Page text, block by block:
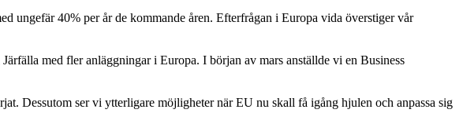
ungefär 40% per år de kommande åren. Efterfrågan i Europa vida överstiger vår
med fler anläggningar i Europa. I början av mars anställde vi en Business
Dessutom ser vi ytterligare möjligheter när EU nu skall få igång hjulen och anpassa sig